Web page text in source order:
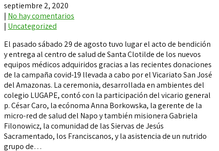
septiembre 2, 2020
| No hay comentarios
| Uncategorized
El pasado sábado 29 de agosto tuvo lugar el acto de bendición
y entrega al centro de salud de Santa Clotilde de los nuevos
equipos médicos adquiridos gracias a las recientes donaciones
de la campaña covid-19 llevada a cabo por el Vicariato San José
del Amazonas. La ceremonia, desarrollada en ambientes del
colegio LUGAPE, contó con la participación del vicario general
p. César Caro, la ecónoma Anna Borkowska, la gerente de la
micro-red de salud del Napo y también misionera Gabriela
Filonowicz, la comunidad de las Siervas de Jesús
Sacramentado, los Franciscanos, y la asistencia de un nutrido
grupo de…